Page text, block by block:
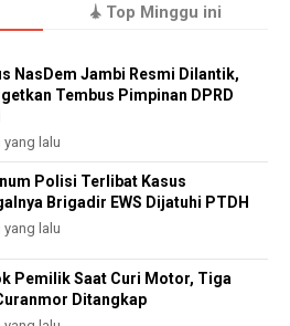
Top Minggu ini
NasDem Jambi Resmi Dilantik,
Tembus Pimpinan DPRD
yang lalu
Polisi Terlibat Kasus
Brigadir EWS Dijatuhi PTDH
yang lalu
Pemilik Saat Curi Motor, Tiga
Ditangkap